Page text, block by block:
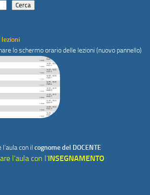
Cerca
lo schermo orario delle lezioni (nuovo pannello)
l'aula con il cognome del DOCENTE
l'aula con l'INSEGNAMENTO